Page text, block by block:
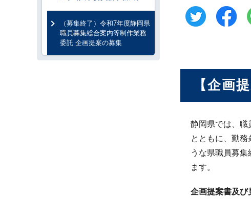
【企画
静岡県では、職
とともに、勤
うな県職員募
ます。
企画提案書及び
（募集終了）令和7年度静岡県
職員募集総合案内等制作業務
委託 企画提案の募集